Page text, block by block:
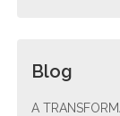
Blog
A TRANSFORMAÇÃO DA SUA CASA: DICAS E